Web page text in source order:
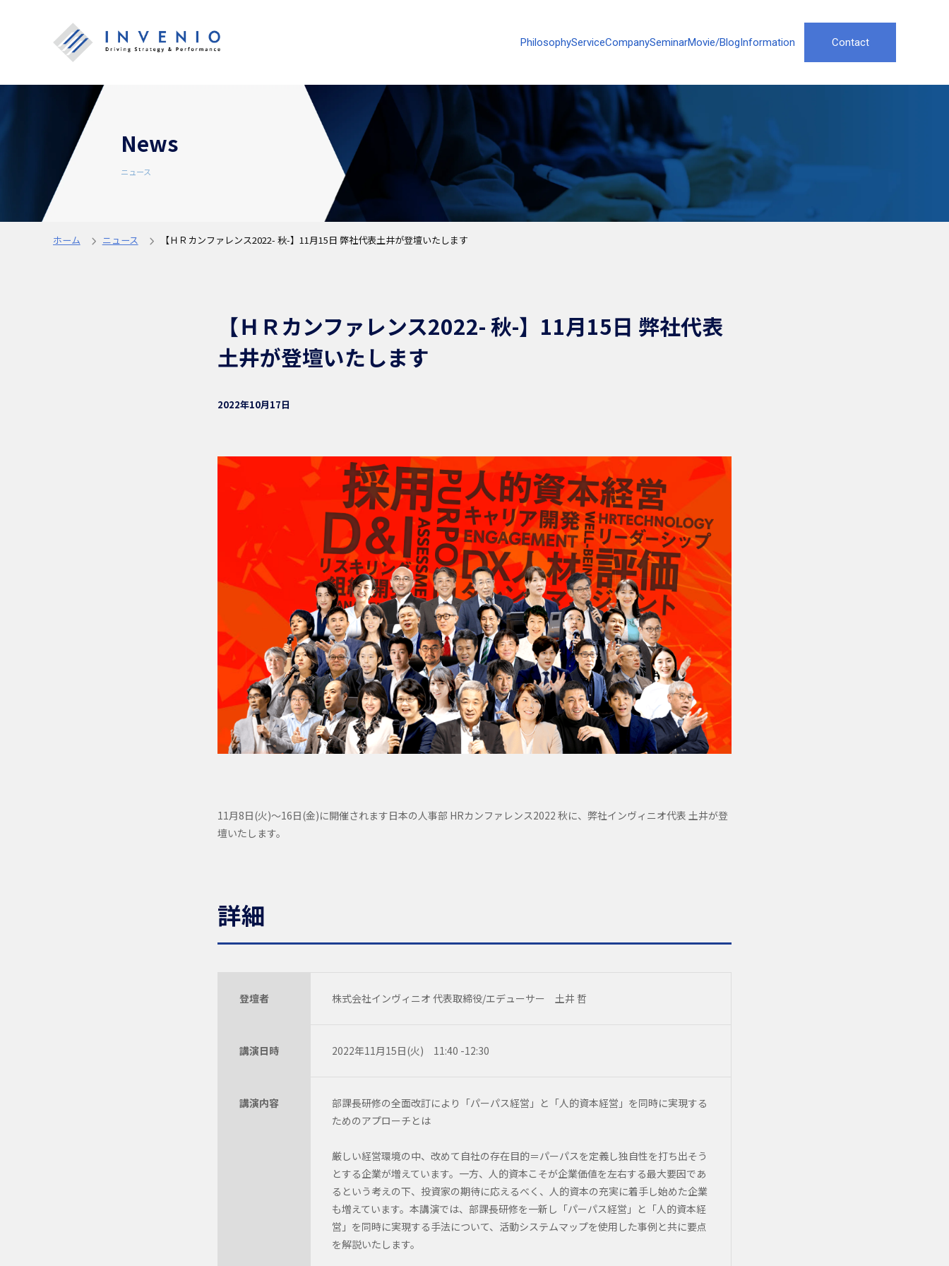
PhilosophyServiceCompanySeminarMovie/BlogInformation Contact
News
ニュース
ホーム ニュース 【ＨＲカンファレンス2022- 秋-】11月15日 弊社代表土井が登壇いたします
【ＨＲカンファレンス2022- 秋-】11月15日 弊社代表
土井が登壇いたします
2022年10月17日
11月8日(火)～16日(金)に開催されます日本の人事部 HRカンファレンス2022 秋に、弊社インヴィニオ代表 土井が登
壇いたします。
詳細
登壇者 株式会社インヴィニオ 代表取締役/エデューサー 土井 哲
講演日時 2022年11月15日(火) 11:40 -12:30
講演内容
部課長研修の全面改訂により「パーパス経営」と「人的資本経営」を同時に実現する
ためのアプローチとは
厳しい経営環境の中、改めて自社の存在目的＝パーパスを定義し独自性を打ち出そう
とする企業が増えています。一方、人的資本こそが企業価値を左右する最大要因であ
るという考えの下、投資家の期待に応えるべく、人的資本の充実に着手し始めた企業
も増えています。本講演では、部課長研修を一新し「パーパス経営」と「人的資本経
営」を同時に実現する手法について、活動システムマップを使用した事例と共に要点
を解説いたします。